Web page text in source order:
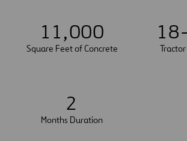
1 1,000
Square Feet of Concrete
18
2
Months Duration